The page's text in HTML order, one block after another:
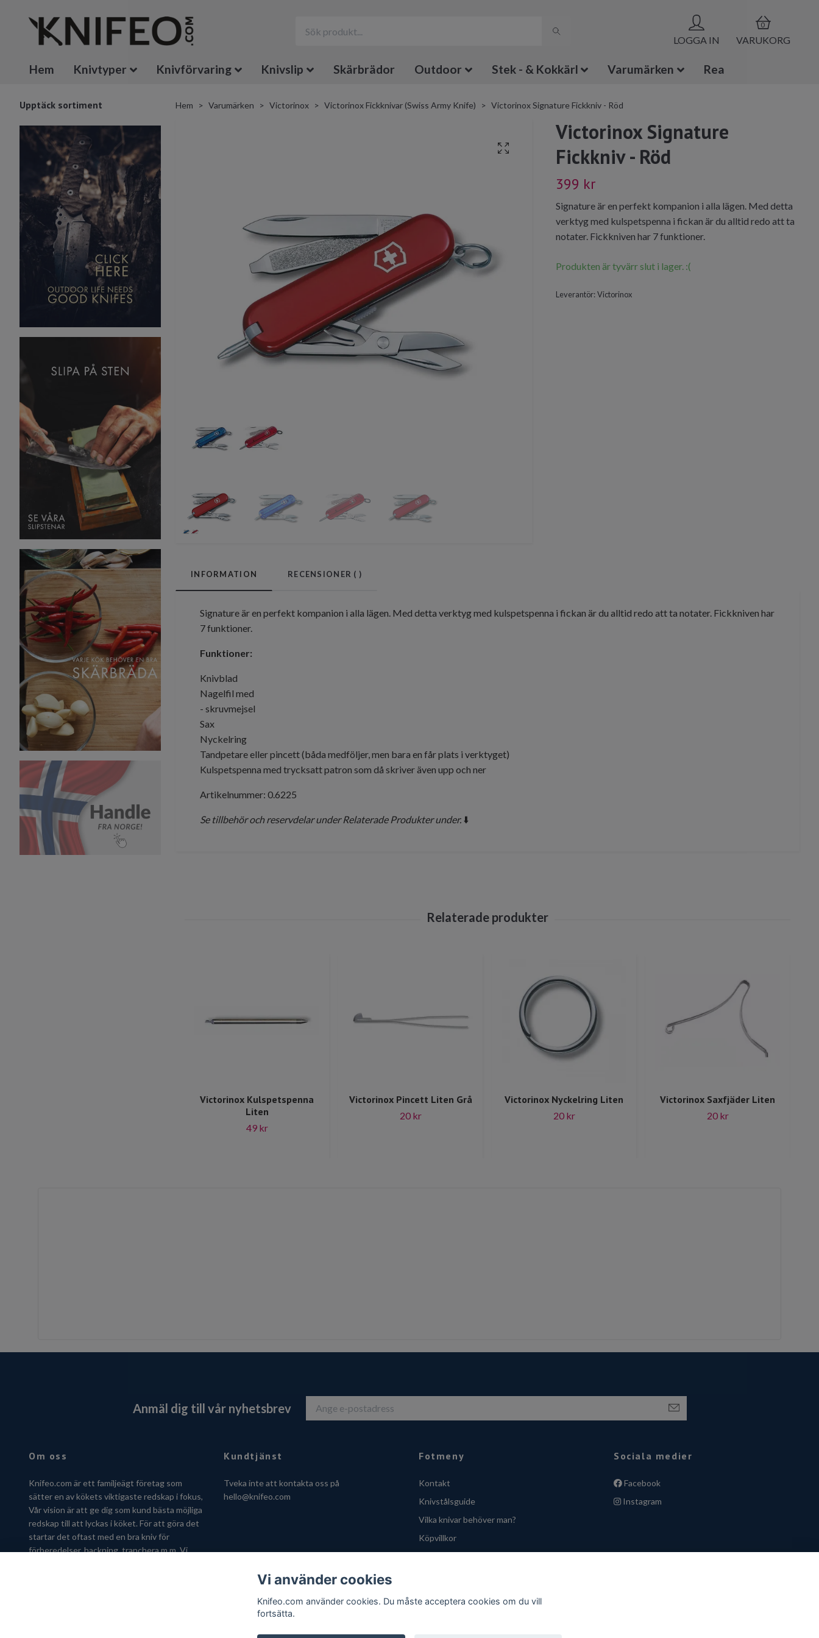
LOGGA IN
0
VARUKORG
Hem Knivtyper Knivförvaring Knivslip Skärbrädor Outdoor Stek - & Kokkärl Varumärken Rea
Upptäck sortiment Hem Varumärken Victorinox Victorinox Fickknivar (Swiss Army Knife) Victorinox Signature Fickkniv - Röd
Victorinox Signature
Fickkniv - Röd
399 kr
Signature är en perfekt kompanion i alla lägen. Med detta
verktyg med kulspetspenna i fickan är du alltid redo att ta
notater. Fickkniven har 7 funktioner.
Produkten är tyvärr slut i lager. :(
Leverantör:Victorinox
INFORMATION RECENSIONER ( )
Signature är en perfekt kompanion i alla lägen. Med detta verktyg med kulspetspenna i fickan är du alltid redo att ta notater. Fickkniven har
7 funktioner.
Funktioner:
Knivblad
Nagelfil med
- skruvmejsel
Sax
Nyckelring
Tandpetare eller pincett (båda medföljer, men bara en får plats i verktyget)
Kulspetspenna med trycksatt patron som då skriver även upp och ner
Artikelnummer: 0.6225
Se tillbehör och reservdelar under Relaterade Produkter under. ⬇️
Victorinox Kulspetspenna
Liten
49 kr
Victorinox Pincett Liten Grå
20 kr
Victorinox Nyckelring Liten
20 kr
Victorinox Saxfjäder Liten
20 kr
Anmäl dig till vår nyhetsbrev
Om oss
Knifeo.com är ett familjeägt företag som
sätter en av kökets viktigaste redskap i fokus,
Vår vision är att ge dig som kund bästa möjliga
redskap till att lyckas i köket. För att göra det
startar det oftast med en bra kniv för
förberedelser, hackning, tranchera m.m. Vi
Kundtjänst
Tveka inte att kontakta oss på
hello@knifeo.com
Fotmeny
Kontakt
Knivstålsguide
Vilka knivar behöver man?
Köpvillkor
Sociala medier
Facebook
Instagram
Vi använder cookies
Knifeo.com använder cookies. Du måste acceptera cookies om du vill
fortsätta.